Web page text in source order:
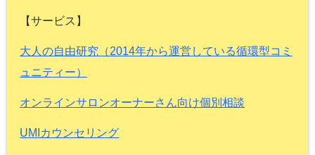
【サービス】
大人の自由研究（2014年から運営している循環型コミ
ュニティー）
オンラインサロンオーナーさん向け個別相談
UMIカウンセリング